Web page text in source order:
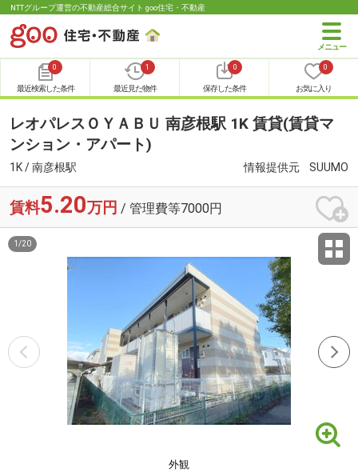
NTTグループ運営の不動産総合サイト goo住宅・不動産
0
最近検索した条件
1
最近見た物件
0
保存した条件
0
お気に入り
レオパレスＯＹＡＢＵ 南彦根駅 1K 賃貸(賃貸マ
ンション・アパート)
1K / 南彦根駅 情報提供元 SUUMO
賃料5.20万円 / 管理費等7000円
外観
1 /20